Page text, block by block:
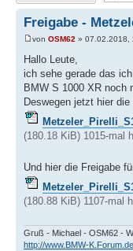
Freigabe -
von OSM62 » 07.02.2018,
Hallo Leute,
ich sehe gerade das
BMW S 1000 XR noch
Deswegen jetzt hier
(180.18 KiB) 1015-mal
Und hier die Freigabe
(180.88 KiB) 1107-mal
Gruß - Michael - OSM62 -
http://www.BMW-K.Forum.de